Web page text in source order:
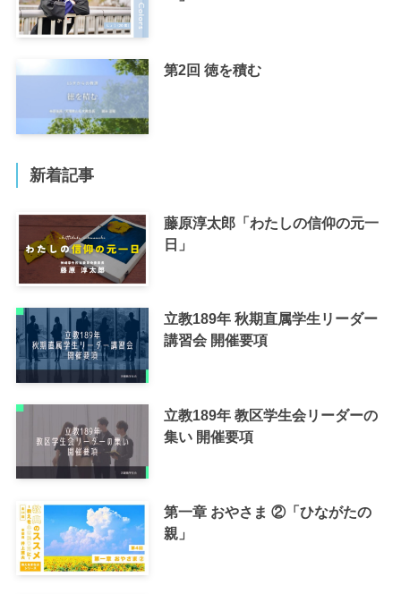
第2回 徳を積む
新着記事
藤原淳太郎「わたしの信仰の元一
日」
立教189年 秋期直属学生リーダー
講習会 開催要項
立教189年 教区学生会リーダーの
集い 開催要項
第一章 おやさま ②「ひながたの
親」